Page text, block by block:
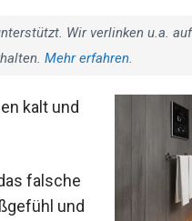
Wir verlinken u.a.
Mehr erfahren.
kalt und
falsche
und